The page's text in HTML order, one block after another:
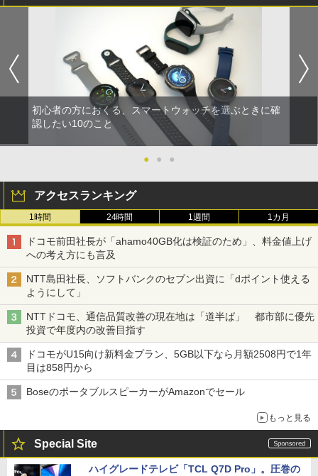
初心者の方におくる、スマートウォッチを選ぶときに確
認したい10のこと
● ● ●
アクセスランキング
1時間 24時間 1週間 1カ月
ドコモ前田社長が「ahamo40GB化は検証のため」、料金値上げ
への考え方にも言及
NTT島田社長、ソフトバンクのセブン出資に「dポイント使える
ようにして」
NTTドコモ、通信品質改善の現在地は「道半ば」 都市部に優先
投資で年度内の改善目指す
ドコモがU15向け新料金プラン、5GB以下なら月額2508円で1年
目は858円から
BoseのポータブルスピーカーがAmazonでセール
もっと見る
Special Site
ハイグレードテレビ「TCL Q7D Pro」。圧巻の